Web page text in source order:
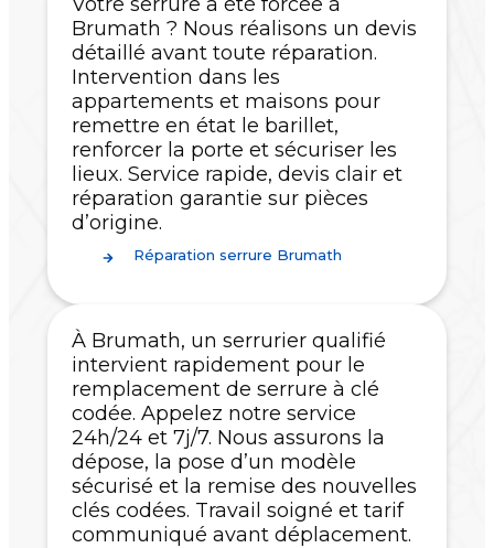
Votre serrure a été forcée à
Brumath ? Nous réalisons un devis
détaillé avant toute réparation.
Intervention dans les
appartements et maisons pour
remettre en état le barillet,
renforcer la porte et sécuriser les
lieux. Service rapide, devis clair et
réparation garantie sur pièces
d’origine.
Réparation serrure Brumath
À Brumath, un serrurier qualifié
intervient rapidement pour le
remplacement de serrure à clé
codée. Appelez notre service
24h/24 et 7j/7. Nous assurons la
dépose, la pose d’un modèle
sécurisé et la remise des nouvelles
clés codées. Travail soigné et tarif
communiqué avant déplacement.